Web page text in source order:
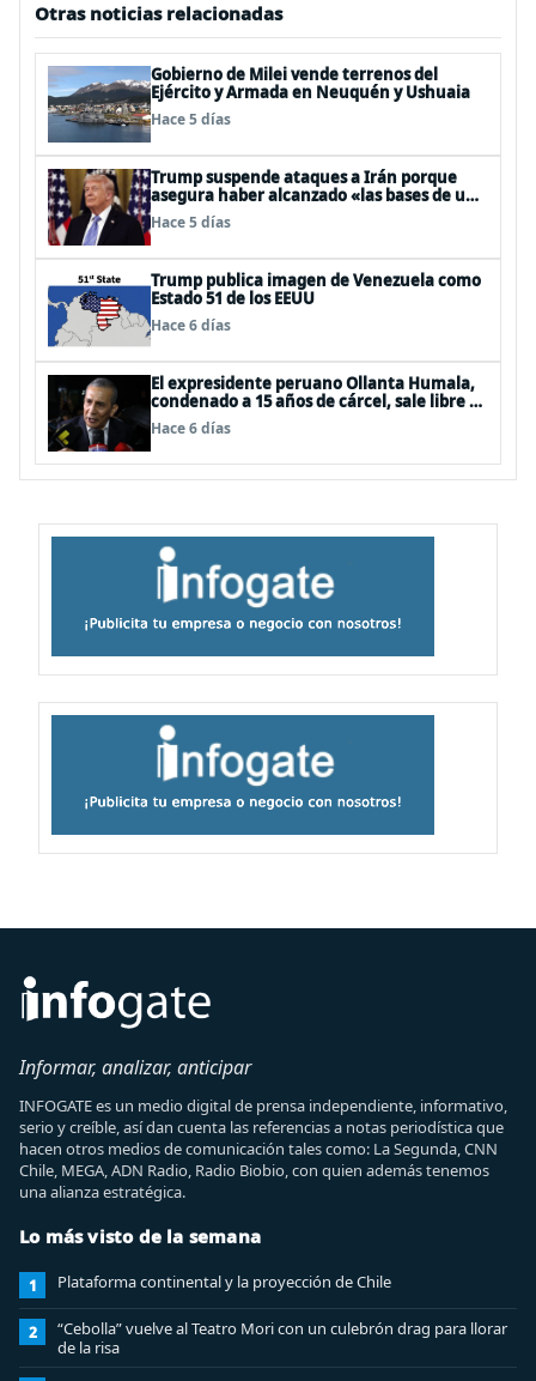
Otras noticias relacionadas
Gobierno de Milei vende terrenos del
Ejército y Armada en Neuquén y Ushuaia
Hace 5 días
Trump suspende ataques a Irán porque
asegura haber alcanzado «las bases de un
acuerdo»
Hace 5 días
Trump publica imagen de Venezuela como
Estado 51 de los EEUU
Hace 6 días
El expresidente peruano Ollanta Humala,
condenado a 15 años de cárcel, sale libre al
anularse su caso
Hace 6 días
Informar, analizar, anticipar
INFOGATE es un medio digital de prensa independiente, informativo,
serio y creíble, así dan cuenta las referencias a notas periodística que
hacen otros medios de comunicación tales como: La Segunda, CNN
Chile, MEGA, ADN Radio, Radio Biobio, con quien además tenemos
una alianza estratégica.
Lo más visto de la semana
1 Plataforma continental y la proyección de Chile
2
“Cebolla” vuelve al Teatro Mori con un culebrón drag para llorar
de la risa